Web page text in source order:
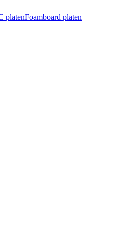
platenFoamboard platen